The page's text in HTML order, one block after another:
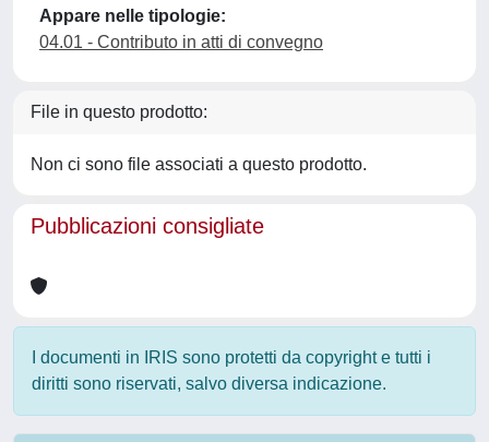
Appare nelle tipologie:
04.01 - Contributo in atti di convegno
File in questo prodotto:
Non ci sono file associati a questo prodotto.
Pubblicazioni consigliate
I documenti in IRIS sono protetti da copyright e tutti i
diritti sono riservati, salvo diversa indicazione.